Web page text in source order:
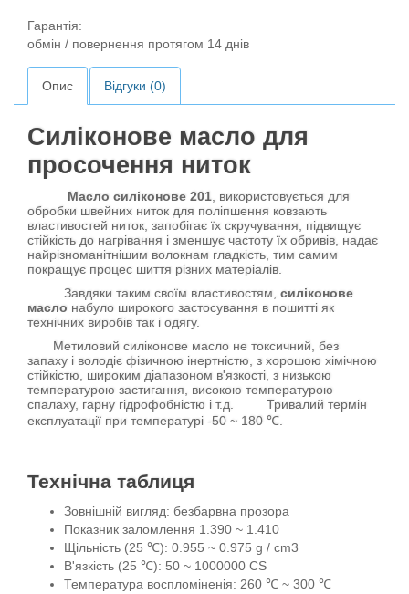
Гарантія:
обмін / повернення протягом 14 днів
Опис Відгуки (0)
Силіконове масло для
просочення ниток
Масло силіконове 201 , використовується для
обробки швейних ниток для поліпшення ковзають
властивостей ниток, запобігає їх скручування, підвищує
стійкість до нагрівання і зменшує частоту їх обривів, надає
найрізноманітнішим волокнам гладкість, тим самим
покращує процес шиття різних матеріалів.
Завдяки таким своїм властивостям, силіконове
масло набуло широкого застосування в пошитті як
технічних виробів так і одягу.
Метиловий силіконове масло не токсичний, без
запаху і володіє фізичною інертністю, з хорошою хімічною
стійкістю, широким діапазоном в'язкості, з низькою
температурою застигання, високою температурою
спалаху, гарну гідрофобністю і т.д. Тривалий термін
експлуатації при температурі -50 ~ 180 ℃.
Технічна таблиця
Зовнішній вигляд: безбарвна прозора
Показник заломлення 1.390 ~ 1.410
Щільність (25 ℃): 0.955 ~ 0.975 g / cm3
В'язкість (25 ℃): 50 ~ 1000000 CS
Температура воспломіненія: 260 ℃ ~ 300 ℃